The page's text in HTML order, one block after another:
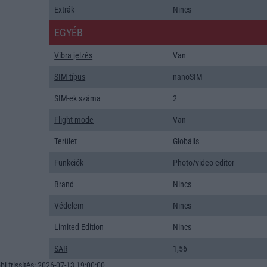
Extrák Nincs
EGYÉB
Vibra jelzés Van
SIM típus nanoSIM
SIM-ek száma 2
Flight mode Van
Terület Globális
Funkciók Photo/video editor
Brand Nincs
Védelem Nincs
Limited Edition Nincs
SAR
1,56